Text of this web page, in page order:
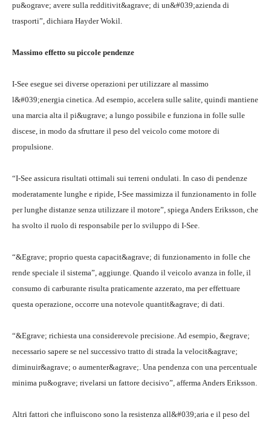
pu&ograve; avere sulla redditivit&agrave; di un&#039;azienda di
trasporti”, dichiara Hayder Wokil.
Massimo effetto su piccole pendenze
I-See esegue sei diverse operazioni per utilizzare al massimo
l&#039;energia cinetica. Ad esempio, accelera sulle salite, quindi mantiene
una marcia alta il pi&ugrave; a lungo possibile e funziona in folle sulle
discese, in modo da sfruttare il peso del veicolo come motore di
propulsione.
“I-See assicura risultati ottimali sui terreni ondulati. In caso di pendenze
moderatamente lunghe e ripide, I-See massimizza il funzionamento in folle
per lunghe distanze senza utilizzare il motore”, spiega Anders Eriksson, che
ha svolto il ruolo di responsabile per lo sviluppo di I-See.
“&Egrave; proprio questa capacit&agrave; di funzionamento in folle che
rende speciale il sistema”, aggiunge. Quando il veicolo avanza in folle, il
consumo di carburante risulta praticamente azzerato, ma per effettuare
questa operazione, occorre una notevole quantit&agrave; di dati.
“&Egrave; richiesta una considerevole precisione. Ad esempio, &egrave;
necessario sapere se nel successivo tratto di strada la velocit&agrave;
diminuir&agrave; o aumenter&agrave;. Una pendenza con una percentuale
minima pu&ograve; rivelarsi un fattore decisivo”, afferma Anders Eriksson.
Altri fattori che influiscono sono la resistenza all&#039;aria e il peso del